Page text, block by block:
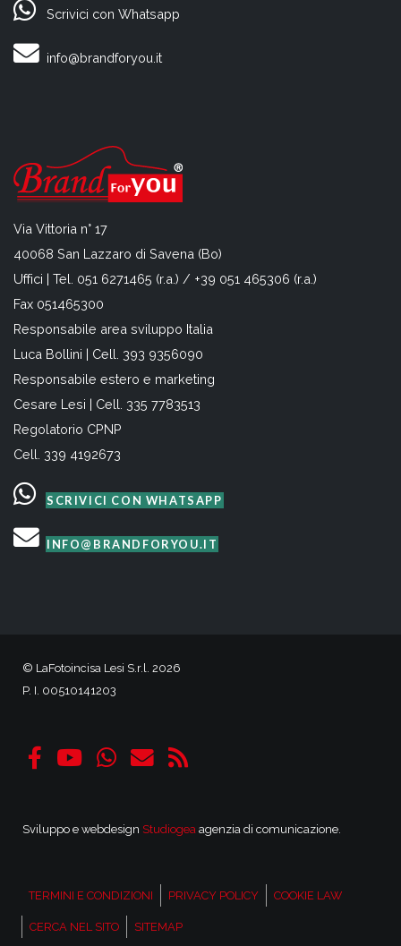
Scrivici con Whatsapp
info@brandforyou.it
Via Vittoria n° 17
40068 San Lazzaro di Savena (Bo)
Uffici | Tel. 051 6271465 (r.a.) / +39 051 465306 (r.a.)
Fax 051465300
Responsabile area sviluppo Italia
Luca Bollini | Cell. 393 9356090
Responsabile estero e marketing
Cesare Lesi | Cell. 335 7783513
Regolatorio CPNP
Cell. 339 4192673
SCRIVICI CON WHATSAPP
INFO@BRANDFORYOU.IT
© LaFotoincisa Lesi S.r.l. 2026
P. I. 00510141203
Sviluppo e webdesign Studiogea agenzia di comunicazione.
TERMINI E CONDIZIONI PRIVACY POLICY COOKIE LAW
CERCA NEL SITO SITEMAP